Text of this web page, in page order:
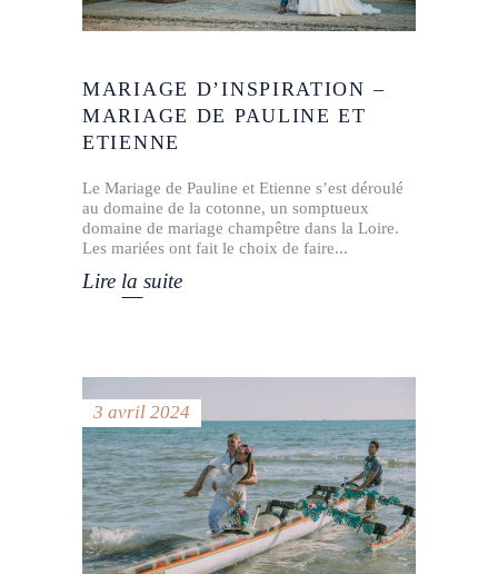
MARIAGE D’INSPIRATION –
MARIAGE DE PAULINE ET
ETIENNE
Le Mariage de Pauline et Etienne s’est déroulé
au domaine de la cotonne, un somptueux
domaine de mariage champêtre dans la Loire.
Les mariées ont fait le choix de faire
Lire la suite
3 avril 2024